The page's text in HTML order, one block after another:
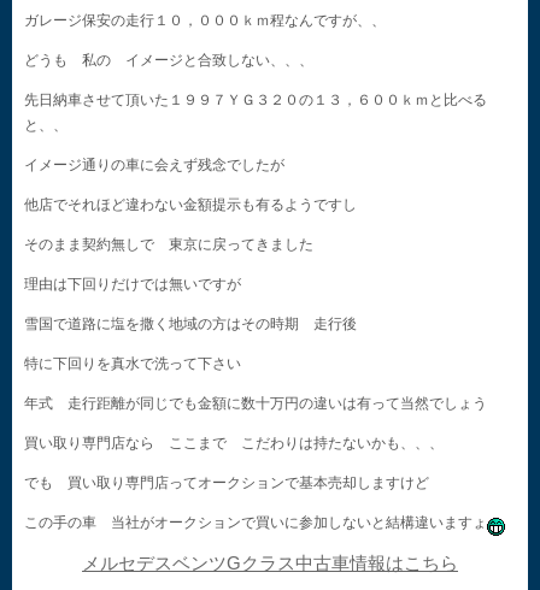
ガレージ保安の走行１０，０００ｋｍ程なんですが、、
どうも 私の イメージと合致しない、、、
先日納車させて頂いた１９９７ＹＧ３２０の１３，６００ｋｍと比べる
と、、
イメージ通りの車に会えず残念でしたが
他店でそれほど違わない金額提示も有るようですし
そのまま契約無しで 東京に戻ってきました
理由は下回りだけでは無いですが
雪国で道路に塩を撒く地域の方はその時期 走行後
特に下回りを真水で洗って下さい
年式 走行距離が同じでも金額に数十万円の違いは有って当然でしょう
買い取り専門店なら ここまで こだわりは持たないかも、、、
でも 買い取り専門店ってオークションで基本売却しますけど
この手の車 当社がオークションで買いに参加しないと結構違いますょ
メルセデスベンツGクラス中古車情報はこちら